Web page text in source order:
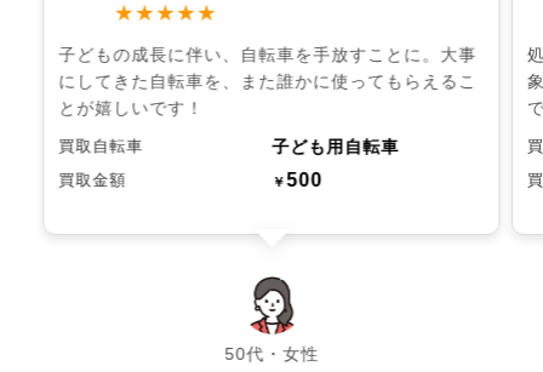
★★★★★
子どもの成長に伴い、自転車を手放すことに。大事
にしてきた自転車を、また誰かに使ってもらえるこ
とが嬉しいです！
買取自転車 子ども用自転車
買取金額 ￥500
50代・女性
chevron_left chevron_right